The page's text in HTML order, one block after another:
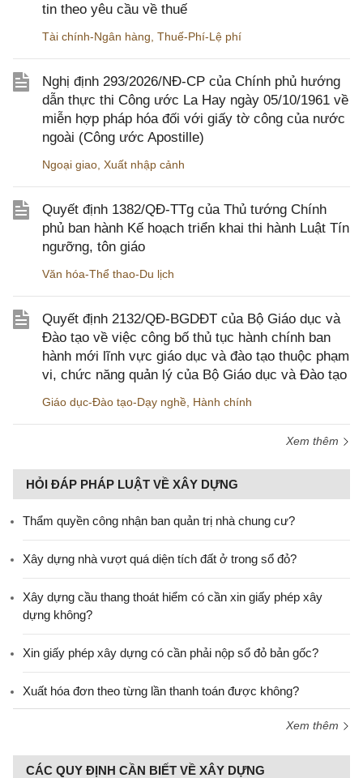
tin theo yêu cầu về thuế
Tài chính-Ngân hàng Thuế-Phí-Lệ phí
Nghị định 293/2026/NĐ-CP của Chính phủ hướng
dẫn thực thi Công ước La Hay ngày 05/10/1961 về
miễn hợp pháp hóa đối với giấy tờ công của nước
ngoài (Công ước Apostille)
Ngoại giao Xuất nhập cảnh
Quyết định 1382/QĐ-TTg của Thủ tướng Chính
phủ ban hành Kế hoạch triển khai thi hành Luật Tín
ngưỡng, tôn giáo
Văn hóa-Thể thao-Du lịch
Quyết định 2132/QĐ-BGDĐT của Bộ Giáo dục và
Đào tạo về việc công bố thủ tục hành chính ban
hành mới lĩnh vực giáo dục và đào tạo thuộc phạm
vi, chức năng quản lý của Bộ Giáo dục và Đào tạo
Giáo dục-Đào tạo-Dạy nghề Hành chính
Xem thêm
HỎI ĐÁP PHÁP LUẬT VỀ XÂY DỰNG
Thẩm quyền công nhận ban quản trị nhà chung cư?
Xây dựng nhà vượt quá diện tích đất ở trong sổ đỏ?
Xây dựng cầu thang thoát hiểm có cần xin giấy phép xây
dựng không?
Xin giấy phép xây dựng có cần phải nộp sổ đỏ bản gốc?
Xuất hóa đơn theo từng lần thanh toán được không?
Xem thêm
CÁC QUY ĐỊNH CẦN BIẾT VỀ XÂY DỰNG